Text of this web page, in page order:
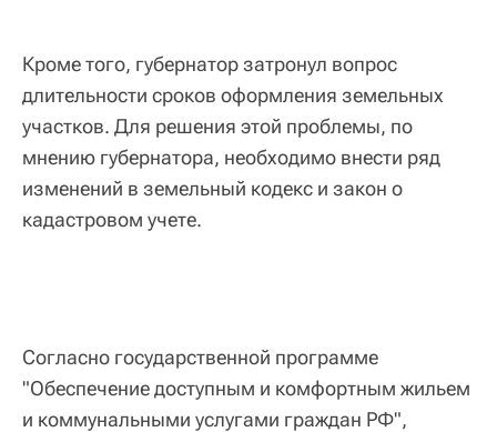
Кроме того, губернатор затронул вопрос
длительности сроков оформления земельных
участков. Для решения этой проблемы, по
мнению губернатора, необходимо внести ряд
изменений в земельный кодекс и закон о
кадастровом учете.
Согласно государственной программе
"Обеспечение доступным и комфортным жильем
и коммунальными услугами граждан РФ",